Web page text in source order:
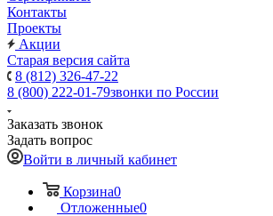
Контакты
Проекты
Акции
Старая версия сайта
8 (812) 326-47-22
8 (800) 222-01-79звонки по России
Заказать звонок
Задать вопрос
Войти в личный кабинет
Корзина0
Отложенные0